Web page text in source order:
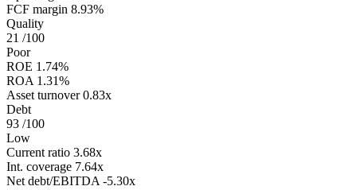
FCF margin 8.93%
Quality
21 /100
Poor
ROE 1.74%
ROA 1.31%
Asset turnover 0.83x
Debt
93 /100
Low
Current ratio 3.68x
Int. coverage 7.64x
Net debt/EBITDA -5.30x